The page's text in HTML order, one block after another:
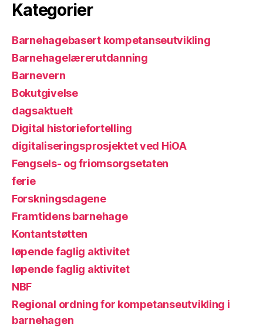
Kategorier
Barnehagebasert kompetanseutvikling
Barnehagelærerutdanning
Barnevern
Bokutgivelse
dagsaktuelt
Digital historiefortelling
digitaliseringsprosjektet ved HiOA
Fengsels- og friomsorgsetaten
ferie
Forskningsdagene
Framtidens barnehage
Kontantstøtten
løpende faglig aktivitet
løpende faglig aktivitet
NBF
Regional ordning for kompetanseutvikling i
barnehagen